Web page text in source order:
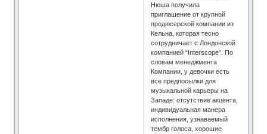
Нюша получила
приглашение от крупной
продюсерской компании из
Кельна, которая тесно
сотрудничает с Лондонской
компанией “Interscope”. По
словам менеджмента
Компании, у девочки есть
все предпосылки для
музыкальной карьеры на
Западе: отсутствие акцента,
индивидуальная манера
исполнения, узнаваемый
тембр голоса, хорошие